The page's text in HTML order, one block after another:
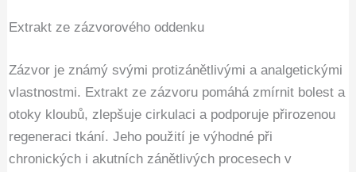
Extrakt ze zázvorového oddenku
Zázvor je známý svými protizánětlivými a analgetickými
vlastnostmi. Extrakt ze zázvoru pomáhá zmírnit bolest a
otoky kloubů, zlepšuje cirkulaci a podporuje přirozenou
regeneraci tkání. Jeho použití je výhodné při
chronických i akutních zánětlivých procesech v